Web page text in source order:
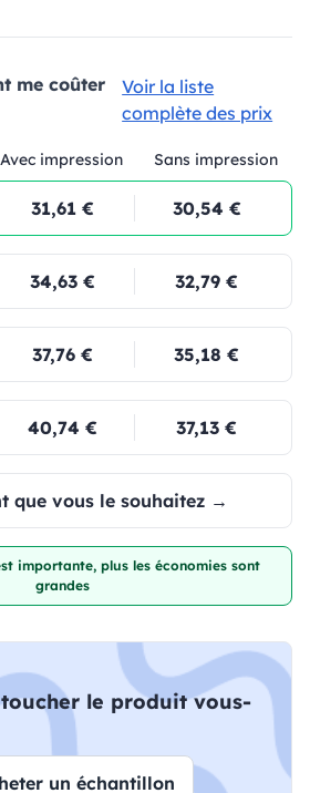
me coûter
Voir la liste
complète des prix
Avec impression Sans impression
31,61 € 30,54 €
34,63 € 32,79 €
37,76 € 35,18 €
40,74 € 37,13 €
que vous le souhaitez →
importante, plus les économies sont
grandes
le produit vous-
un échantillon